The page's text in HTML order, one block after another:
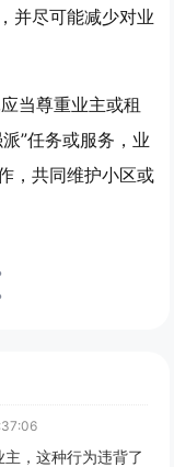
并尽可能减少对业
当尊重业主或租
”任务或服务，业
，共同维护小区或
，这种行为违背了